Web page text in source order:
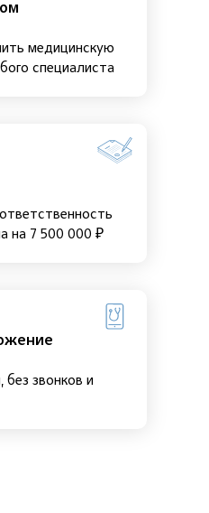
медицинскую
специалиста
на 7 500 000 ₽
без звонков и